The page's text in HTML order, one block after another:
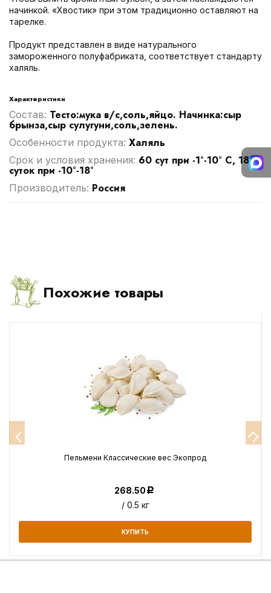
начинкой. «Хвостик» при этом традиционно оставляют на
тарелке.
Продукт представлен в виде натурального
замороженного полуфабриката, соответствует стандарту
халяль.
Характеристики
Cостав: Тесто:мука в/с,соль,яйцо. Начинка:сыр
брынза,сыр сулугуни,соль,зелень.
Особенности продукта: Халяль
Срок и условия хранения: 60 сут при -1°-10° С, 180
суток при -10°-18°
Производитель: Россия
Похожие товары
Пельмени Классические вес Экопрод
268.50Р
/ 0.5 кг
КУПИТЬ